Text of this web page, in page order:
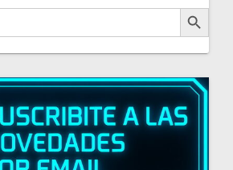
Botón de búsqueda